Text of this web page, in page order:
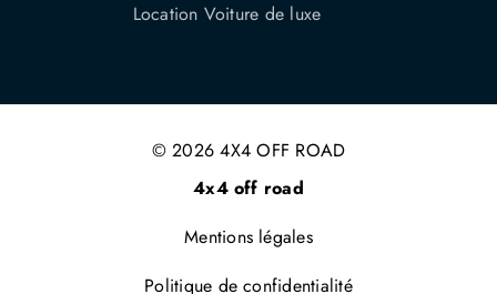
Location Voiture de luxe
© 2026 4X4 OFF ROAD
4x4 off road
Mentions légales
Politique de confidentialité